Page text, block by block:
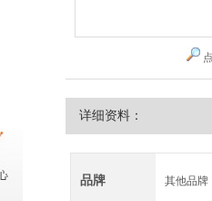
详细资料：
品牌 其他品牌